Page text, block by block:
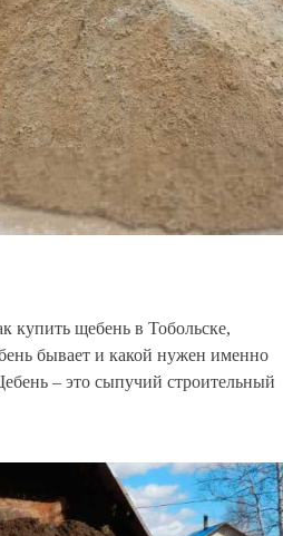
купить щебень в Тобольске,
бывает и какой нужен именно
– это сыпучий строительный